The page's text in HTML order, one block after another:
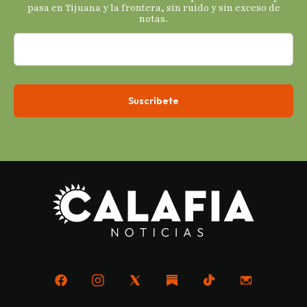
pasa en Tijuana y la frontera, sin ruido y sin exceso de
notas.